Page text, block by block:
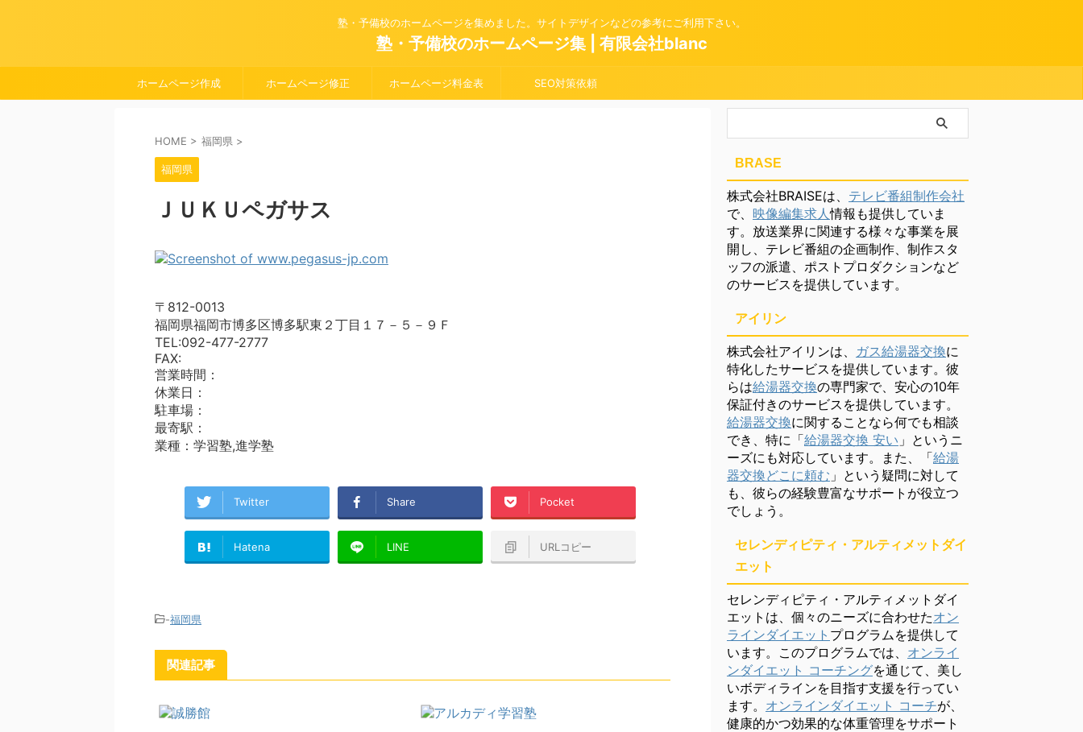
塾・予備校のホームページを集めました。サイトデザインなどの参考にご利用下さい。
塾・予備校のホームページ集 | 有限会社blanc
ホームページ作成 ホームページ修正 ホームページ料金表 SEO対策依頼
HOME > 福岡県 >
福岡県
ＪＵＫＵペガサス
〒812-0013
福岡県福岡市博多区博多駅東２丁目１７－５－９Ｆ
TEL:092-477-2777
FAX:
営業時間：
休業日：
駐車場：
最寄駅：
業種：学習塾,進学塾
Twitter Share Pocket
Hatena LINE URLコピー
-福岡県
関連記事
BRASE
株式会社BRAISEは、 テレビ番組制作会社
で、 映像編集求人情報も提供していま
す。放送業界に関連する様々な事業を展
開し、テレビ番組の企画制作、制作スタ
ッフの派遣、ポストプロダクションなど
のサービスを提供しています。
アイリン
株式会社アイリンは、 ガス給湯器交換に
特化したサービスを提供しています。彼
らは給湯器交換の専門家で、安心の10年
保証付きのサービスを提供しています。
給湯器交換に関することなら何でも相談
でき、特に「給湯器交換 安い 」というニ
ーズにも対応しています。また、「給湯
器交換どこに頼む 」という疑問に対して
も、彼らの経験豊富なサポートが役立つ
でしょう。
セレンディピティ・アルティメットダイ
エット
セレンディピティ・アルティメットダイ
エットは、個々のニーズに合わせたオン
ラインダイエット プログラムを提供して
います。このプログラムでは、 オンライ
ンダイエット コーチングを通じて、美し
いボディラインを目指す支援を行ってい
ます。 オンラインダイエット コーチが、
健康的かつ効果的な体重管理をサポート